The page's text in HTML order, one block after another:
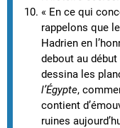
« En ce qui
rappelons que
Hadrien en
debout au début
dessina les
l’Égypte,
contient
ruines